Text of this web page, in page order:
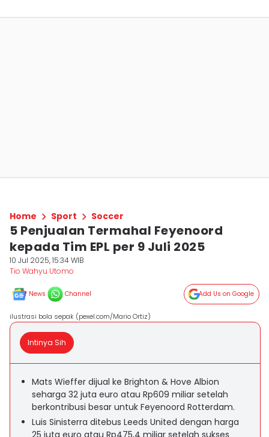
Home Sport Soccer
5 Penjualan Termahal Feyenoord
kepada Tim EPL per 9 Juli 2025
10 Jul 2025, 15:34 WIB
Tio Wahyu Utomo
News Channel Add Us on Google
ilustrasi bola sepak (pexel.com/Mario Ortiz)
Intinya Sih
Mats Wieffer dijual ke Brighton & Hove Albion
seharga 32 juta euro atau Rp609 miliar setelah
berkontribusi besar untuk Feyenoord Rotterdam.
Luis Sinisterra ditebus Leeds United dengan harga
25 juta euro atau Rp475,4 miliar setelah sukses